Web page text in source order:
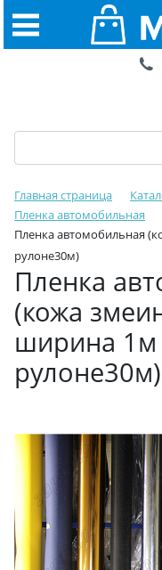
Главная страница
Пленка автомобильная
Пленка автомобильная
рулоне30м)
Пленка
(кожа
ширина 1м
рулоне30м)